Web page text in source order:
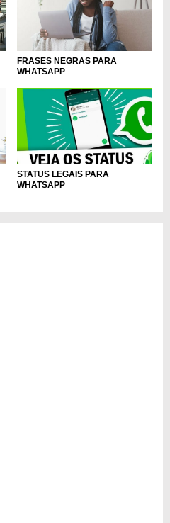
FRASES NEGRAS PARA
WHATSAPP
STATUS LEGAIS PARA
WHATSAPP